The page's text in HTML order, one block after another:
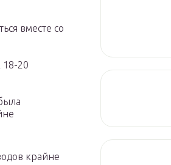
вместе со
18-20
крайне